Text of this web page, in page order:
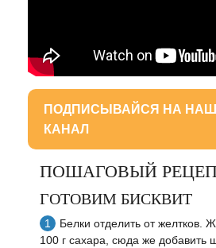
ПОДПИСЫВАЙСЯ НА НАШ
КАНАЛ
ПОШАГОВЫЙ
ГОТОВИМ БИСКВИТ
Белки отделить от желтков.
100 г сахара, сюда же добавить